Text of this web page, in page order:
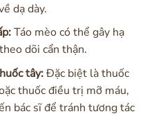
dạ dày.
Táo mèo có thể gây hạ
dõi cẩn thận.
tây:Đặc biệt là thuốc
thuốc điều trị mỡ máu,
bác sĩ để tránh tương tác